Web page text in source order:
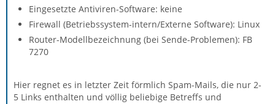
Eingesetzte Antiviren-Software: keine
Firewall (Betriebssystem-intern/Externe Software): Linux
Router-Modellbezeichnung (bei Sende-Problemen): FB
7270
Hier regnet es in letzter Zeit förmlich Spam-Mails, die nur 2-
5 Links enthalten und völlig beliebige Betreffs und